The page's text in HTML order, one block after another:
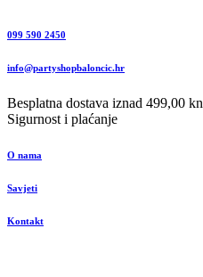
099 590 2450
info@partyshopbaloncic.hr
Besplatna dostava iznad 499,00 kn
Sigurnost i plaćanje
O nama
Savjeti
Kontakt